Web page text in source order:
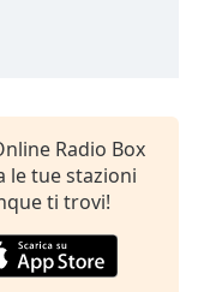
Radio Box
le tue stazioni
ti trovi!